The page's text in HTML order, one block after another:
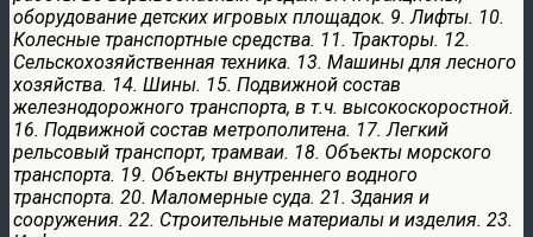
оборудование детских игровых площадок. 9. Лифты. 10.
Колесные транспортные средства. 11. Тракторы. 12.
Сельскохозяйственная техника. 13. Машины для лесного
хозяйства. 14. Шины. 15. Подвижной состав
железнодорожного транспорта, в т.ч. высокоскоростной.
16. Подвижной состав метрополитена. 17. Легкий
рельсовый транспорт, трамваи. 18. Объекты морского
транспорта. 19. Объекты внутреннего водного
транспорта. 20. Маломерные суда. 21. Здания и
сооружения. 22. Строительные материалы и изделия. 23.